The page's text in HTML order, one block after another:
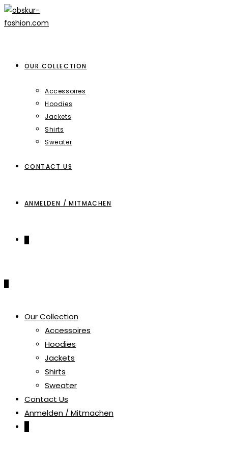
Zum
Inhalt
OUR COLLECTION
Accessoires
Hoodies
Jackets
Shirts
Sweater
CONTACT US
ANMELDEN / MITMACHEN
Our Collection
Accessoires
Hoodies
Jackets
Shirts
Sweater
Contact Us
Anmelden / Mitmachen